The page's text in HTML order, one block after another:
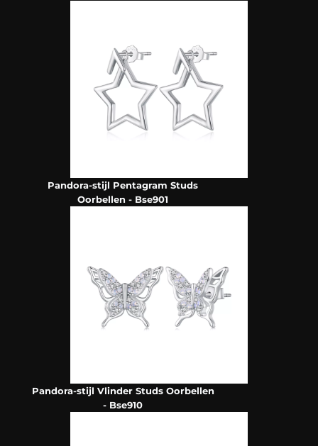
Pandora-stijl Pentagram Studs
Oorbellen - Bse901
Pandora-stijl Vlinder Studs Oorbellen
- Bse910